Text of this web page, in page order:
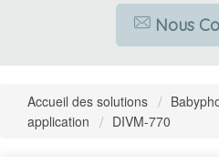
Nous
Accueil des solutions
application
DIVM-770